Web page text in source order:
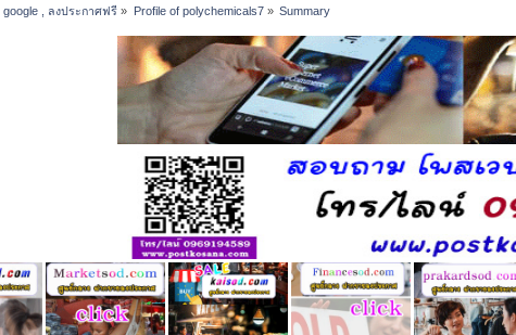
, ลงประกาศฟรี » Profile of polychemicals7» Summary